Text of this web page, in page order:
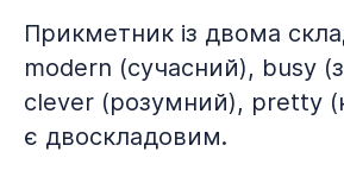
Прикметник із двома
modern (сучасний), busy
clever (розумний), pretty
є двоскладовим.